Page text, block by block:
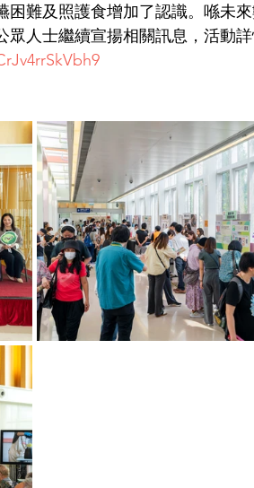
難及照護食增加了認識。喺未
人士繼續宣揚相關訊息，活動